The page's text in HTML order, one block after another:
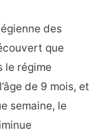
des
que
le régime
de 9 mois, et
semaine, le